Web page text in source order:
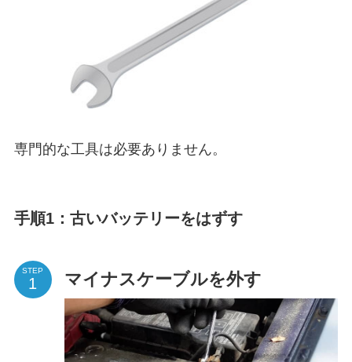
専門的な工具は必要ありません。
手順1：古いバッテリーをはずす
STEP マイナスケーブルを外す